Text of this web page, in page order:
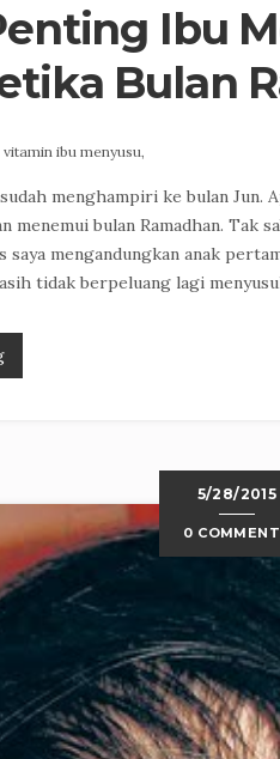
Ibu
Bulan
vitamin ibu menyusu,
menghampiri ke bulan Jun.
menemui bulan Ramadhan. Tak
saya mengandungkan anak
tidak berpeluang lagi
5/28/2015
0